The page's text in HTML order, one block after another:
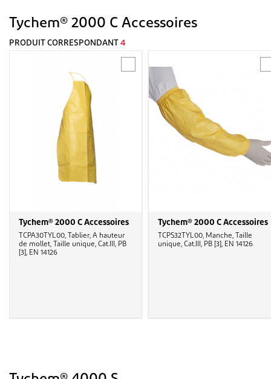
Tychem® 2000 C Accessoires
PRODUIT CORRESPONDANT 4
Tychem® 2000 C Accessoires
TCPA30TYL00, Tablier, A hauteur
de mollet, Taille unique, Cat.III, PB
[3], EN 14126
Tychem® 2000 C Accessoires
TCPS32TYL00, Manche, Taille
unique, Cat.III, PB [3], EN 14126